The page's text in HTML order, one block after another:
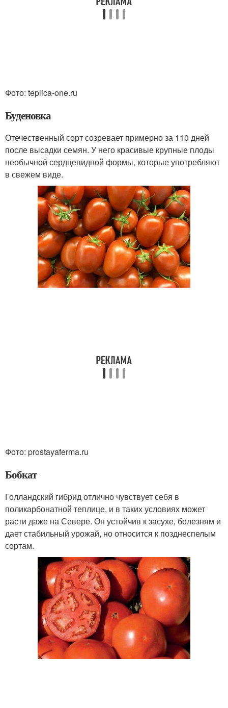
Фото: teplica-one.ru
Буденовка
Отечественный сорт созревает примерно за 110 дней
после высадки семян. У него красивые крупные плоды
необычной сердцевидной формы, которые употребляют
в свежем виде.
Фото: prostayaferma.ru
Бобкат
Голландский гибрид отлично чувствует себя в
поликарбонатной теплице, и в таких условиях может
расти даже на Севере. Он устойчив к засухе, болезням и
дает стабильный урожай, но относится к позднеспелым
сортам.